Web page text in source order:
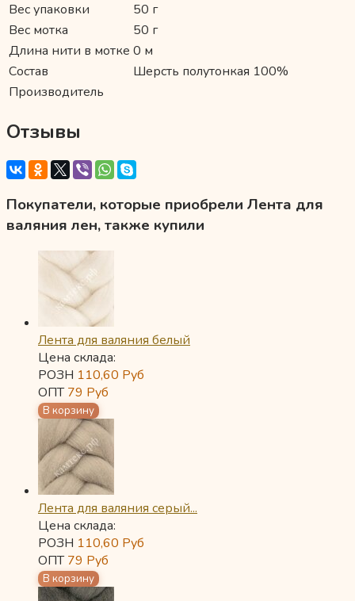
Вес упаковки
50 г
Вес мотка
50 г
Длина нити в мотке 0 м
Состав
Шерсть полутонкая 100%
Производитель
Отзывы
Покупатели, которые приобрели Лента для
валяния лен, также купили
Лента для валяния белый
Цена склада:
РОЗН 110,60 Руб
ОПТ79 Руб
Лента для валяния серый...
Цена склада:
РОЗН 110,60 Руб
ОПТ79 Руб